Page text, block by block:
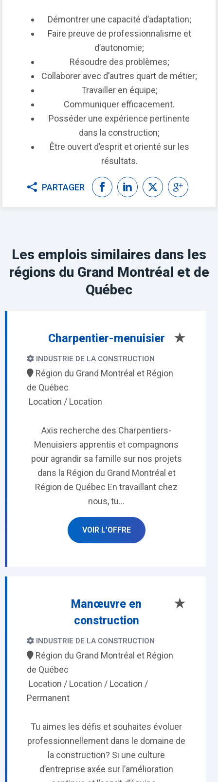
Démontrer une capacité d’adaptation;
Faire preuve de professionnalisme et
d’autonomie;
Résoudre des problèmes;
Collaborer avec d’autres quart de métier;
Travailler en équipe;
Communiquer efficacement.
Posséder une expérience pertinente
dans la construction;
Être ouvert d’esprit et orienté sur les
résultats.
PARTAGER
Les emplois similaires dans les
régions du Grand Montréal et de
Québec
Charpentier-menuisier
INDUSTRIE DE LA CONSTRUCTION
Région du Grand Montréal et Région
de Québec
Location / Location
Axis recherche des Charpentiers-
Menuisiers apprentis et compagnons
pour agrandir sa famille sur nos projets
dans la Région du Grand Montréal et
Région de Québec En travaillant chez
nous, tu...
VOIR L'OFFRE
★
Manœuvre en
construction
INDUSTRIE DE LA CONSTRUCTION
Région du Grand Montréal et Région
de Québec
Location / Location / Location /
Permanent
Tu aimes les défis et souhaites évoluer
professionnellement dans le domaine de
la construction? Si une culture
d’entreprise axée sur l’amélioration
★